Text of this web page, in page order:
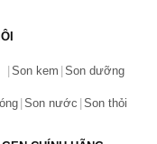
mua hàng?
chúng tôi qua số
Son kem Son dưỡng
Son nước Son thỏi